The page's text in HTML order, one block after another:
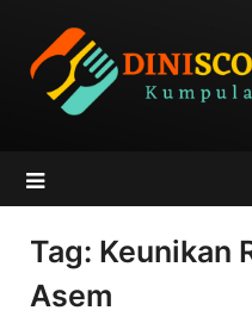
content
Tag: Keunikan
Asem